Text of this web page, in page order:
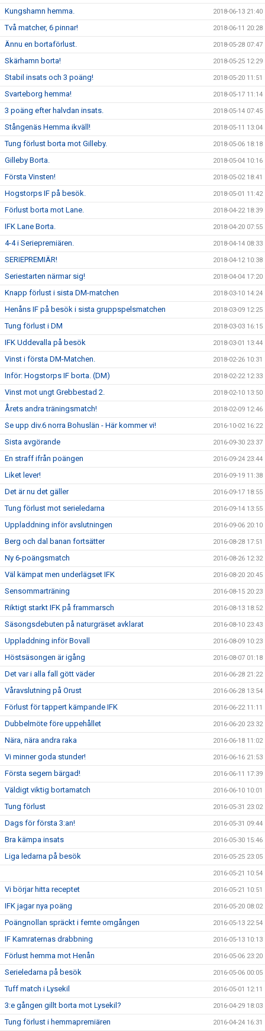
Kungshamn hemma. 2018-06-13 21:40
Två matcher, 6 pinnar! 2018-06-11 20:28
Ännu en bortaförlust. 2018-05-28 07:47
Skärhamn borta! 2018-05-25 12:29
Stabil insats och 3 poäng! 2018-05-20 11:51
Svarteborg hemma! 2018-05-17 11:14
3 poäng efter halvdan insats. 2018-05-14 07:45
Stångenäs Hemma ikväll! 2018-05-11 13:04
Tung förlust borta mot Gilleby. 2018-05-06 18:18
Gilleby Borta. 2018-05-04 10:16
Första Vinsten! 2018-05-02 18:41
Hogstorps IF på besök. 2018-05-01 11:42
Förlust borta mot Lane. 2018-04-22 18:39
IFK Lane Borta. 2018-04-20 07:55
4-4 i Seriepremiären. 2018-04-14 08:33
SERIEPREMIÄR! 2018-04-12 10:38
Seriestarten närmar sig! 2018-04-04 17:20
Knapp förlust i sista DM-matchen 2018-03-10 14:24
Henåns IF på besök i sista gruppspelsmatchen 2018-03-09 12:25
Tung förlust i DM 2018-03-03 16:15
IFK Uddevalla på besök 2018-03-01 13:44
Vinst i första DM-Matchen. 2018-02-26 10:31
Inför: Hogstorps IF borta. (DM) 2018-02-22 12:33
Vinst mot ungt Grebbestad 2. 2018-02-10 13:50
Årets andra träningsmatch! 2018-02-09 12:46
Se upp div.6 norra Bohuslän - Här kommer vi! 2016-10-02 16:22
Sista avgörande 2016-09-30 23:37
En straff ifrån poängen 2016-09-24 23:44
Liket lever! 2016-09-19 11:38
Det är nu det gäller 2016-09-17 18:55
Tung förlust mot serieledarna 2016-09-14 13:55
Uppladdning inför avslutningen 2016-09-06 20:10
Berg och dal banan fortsätter 2016-08-28 17:51
Ny 6-poängsmatch 2016-08-26 12:32
Väl kämpat men underlägset IFK 2016-08-20 20:45
Sensommarträning 2016-08-15 20:23
Riktigt starkt IFK på frammarsch 2016-08-13 18:52
Säsongsdebuten på naturgräset avklarat 2016-08-10 23:43
Uppladdning inför Bovall 2016-08-09 10:23
Höstsäsongen är igång 2016-08-07 01:18
Det var i alla fall gött väder 2016-06-28 21:22
Våravslutning på Orust 2016-06-28 13:54
Förlust för tappert kämpande IFK 2016-06-22 11:11
Dubbelmöte före uppehållet 2016-06-20 23:32
Nära, nära andra raka 2016-06-18 11:02
Vi minner goda stunder! 2016-06-16 21:53
Första segern bärgad! 2016-06-11 17:39
Väldigt viktig bortamatch 2016-06-10 10:01
Tung förlust 2016-05-31 23:02
Dags för första 3:an! 2016-05-31 09:44
Bra kämpa insats 2016-05-30 15:46
Liga ledarna på besök 2016-05-25 23:05
2016-05-21 10:54
Vi börjar hitta receptet 2016-05-21 10:51
IFK jagar nya poäng 2016-05-20 08:02
Poängnollan spräckt i femte omgången 2016-05-13 22:54
IF Kamraternas drabbning 2016-05-13 10:13
Förlust hemma mot Henån 2016-05-06 23:20
Serieledarna på besök 2016-05-06 00:05
Tuff match i Lysekil 2016-05-01 12:11
3:e gången gillt borta mot Lysekil? 2016-04-29 18:03
Tung förlust i hemmapremiären 2016-04-24 16:31